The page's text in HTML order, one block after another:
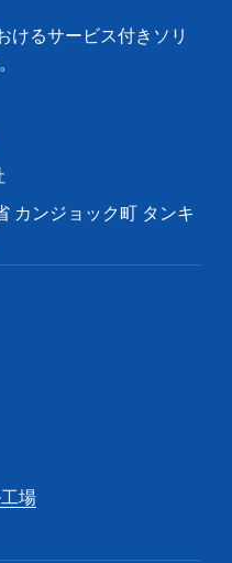
けるサービス付きソリ
カンジョック町 タンキ
場